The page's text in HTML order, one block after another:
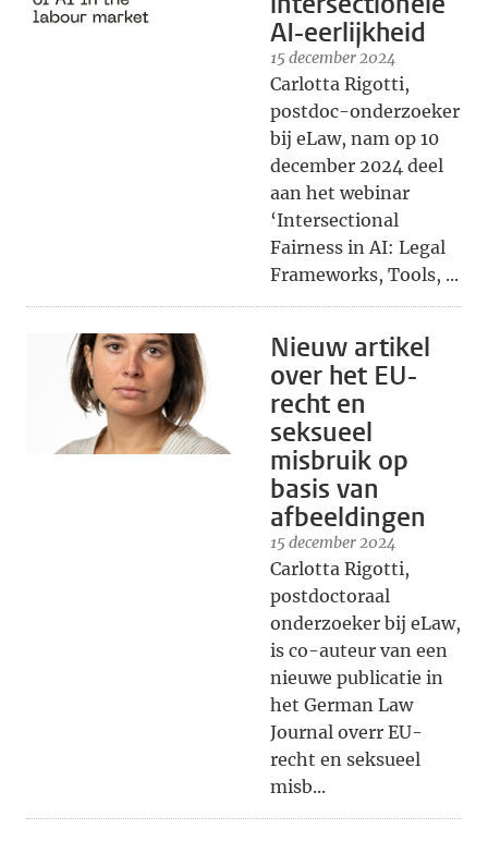
AI-eerlijkheid
15 december 2024
Carlotta Rigotti,
postdoc-onderzoeker
bij eLaw, nam op 10
december 2024 deel
aan het webinar
‘Intersectional
Fairness in AI: Legal
Frameworks, Tools, ...
Nieuw artikel
over het EU-
recht en
seksueel
misbruik op
basis van
afbeeldingen
15 december 2024
Carlotta Rigotti,
postdoctoraal
onderzoeker bij eLaw,
is co-auteur van een
nieuwe publicatie in
het German Law
Journal overr EU-
recht en seksueel
misb...